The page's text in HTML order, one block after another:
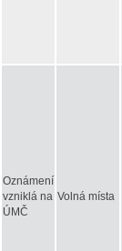
Oznámení
vzniklá na
ÚMČ
Volná místa